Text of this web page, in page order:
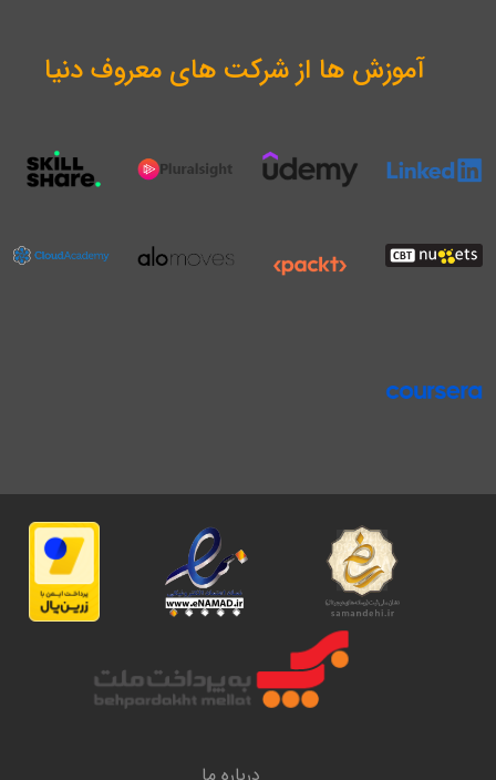
آموزش ها از شرکت های معروف دنیا